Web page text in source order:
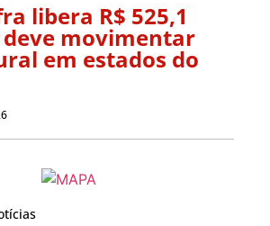
libera R$ 525,1
deve movimentar
em estados do